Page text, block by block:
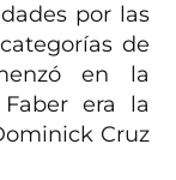
por las
de
en la
era la
Cruz